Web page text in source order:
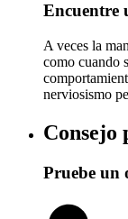
Encuentre
A veces la
como cuando
nerviosismo
Consejo
Pruebe un